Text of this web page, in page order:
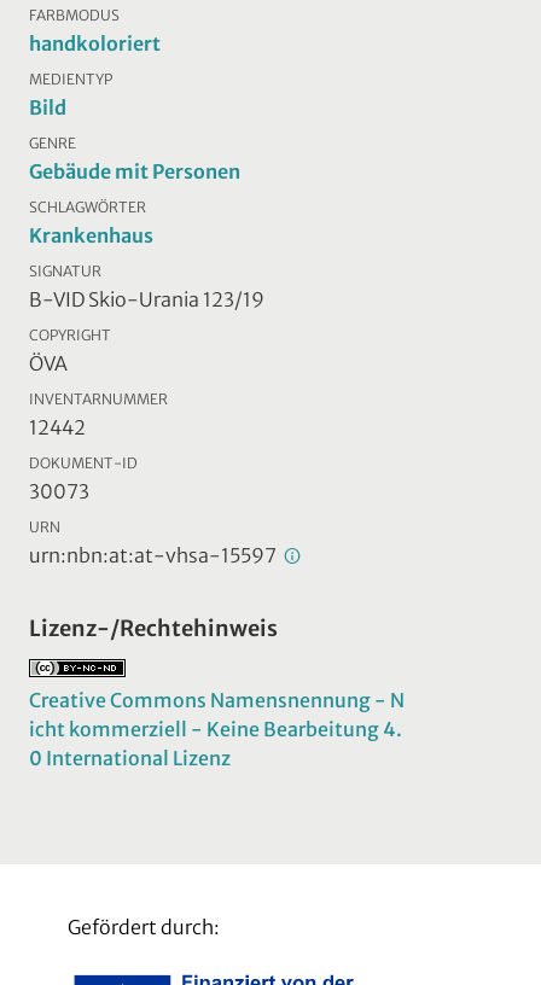
FARBMODUS
handkoloriert
MEDIENTYP
Bild
GENRE
Gebäude mit Personen
SCHLAGWÖRTER
Krankenhaus
SIGNATUR
B-VID Skio-Urania 123/19
COPYRIGHT
ÖVA
INVENTARNUMMER
12442
DOKUMENT-ID
30073
URN
urn:nbn:at:at-vhsa-15597
Lizenz-/Rechtehinweis
Creative Commons Namensnennung - N
icht kommerziell - Keine Bearbeitung 4.
0 International Lizenz
Gefördert durch: